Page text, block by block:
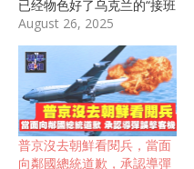
已经物色好了乌克兰的“接班
人”？而面对北约势力的扩
张，我国表示不允许也不欢
迎北约组织扩张到亚洲？这
究竟是怎么回事呢？俄乌战
役现在还没有结束，华盛顿
恐怕是已经物色好了乌克兰
的“接班人”，而这个接班人
就是亚美尼亚。 那么为什么
August 26, 2025
普京沒去朝鮮看閱兵，當面
向鄰國總統道歉，承認導彈